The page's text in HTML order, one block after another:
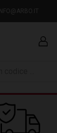
INFO@ARBO.IT